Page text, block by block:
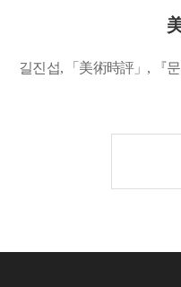
길진섭, 「美術時評」, 『문